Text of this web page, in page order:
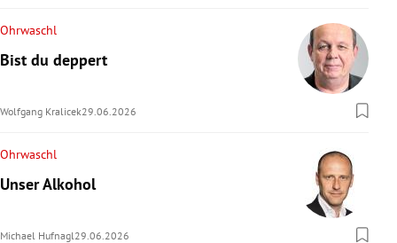
Ohrwaschl
Bist du deppert
Wolfgang Kralicek29.06.2026
Ohrwaschl
Unser Alkohol
Michael Hufnagl 29.06.2026